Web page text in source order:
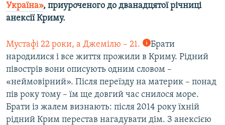
Україна», приуроченого до дванадцятої річниці
анексії Криму.
Мустафі 22 роки, а Джемілю – 21.
Брати
народилися і все життя прожили в Криму. Рідний
півострів вони описують одним словом –
«неймовірний». Після переїзду на материк – понад
пів року тому – їм ще довгий час снилося море.
Брати із жалем визнають: після 2014 року їхній
рідний Крим перестав нагадувати дім. З анексією